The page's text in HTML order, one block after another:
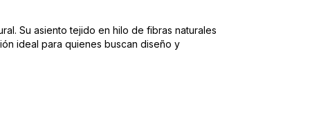
Su asiento tejido en hilo de fibras naturales
ideal para quienes buscan diseño y